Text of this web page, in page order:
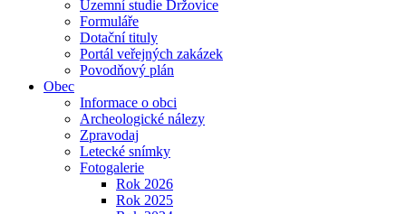
Územní studie Držovice
Formuláře
Dotační tituly
Portál veřejných zakázek
Povodňový plán
Obec
Informace o obci
Archeologické nálezy
Zpravodaj
Letecké snímky
Fotogalerie
Rok 2026
Rok 2025